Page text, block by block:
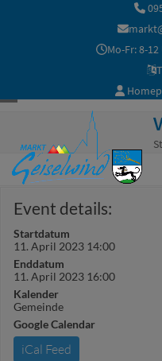
Mo-Fr: 8-
mobile
menu
mobile
menu
Event details:
Startdatum
11. April 2023 14:00
Enddatum
11. April 2023 16:00
Kalender
Gemeinde
Google Calendar
iCal Feed